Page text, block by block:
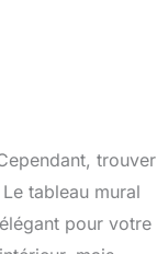
trouver
tableau mural
pour votre